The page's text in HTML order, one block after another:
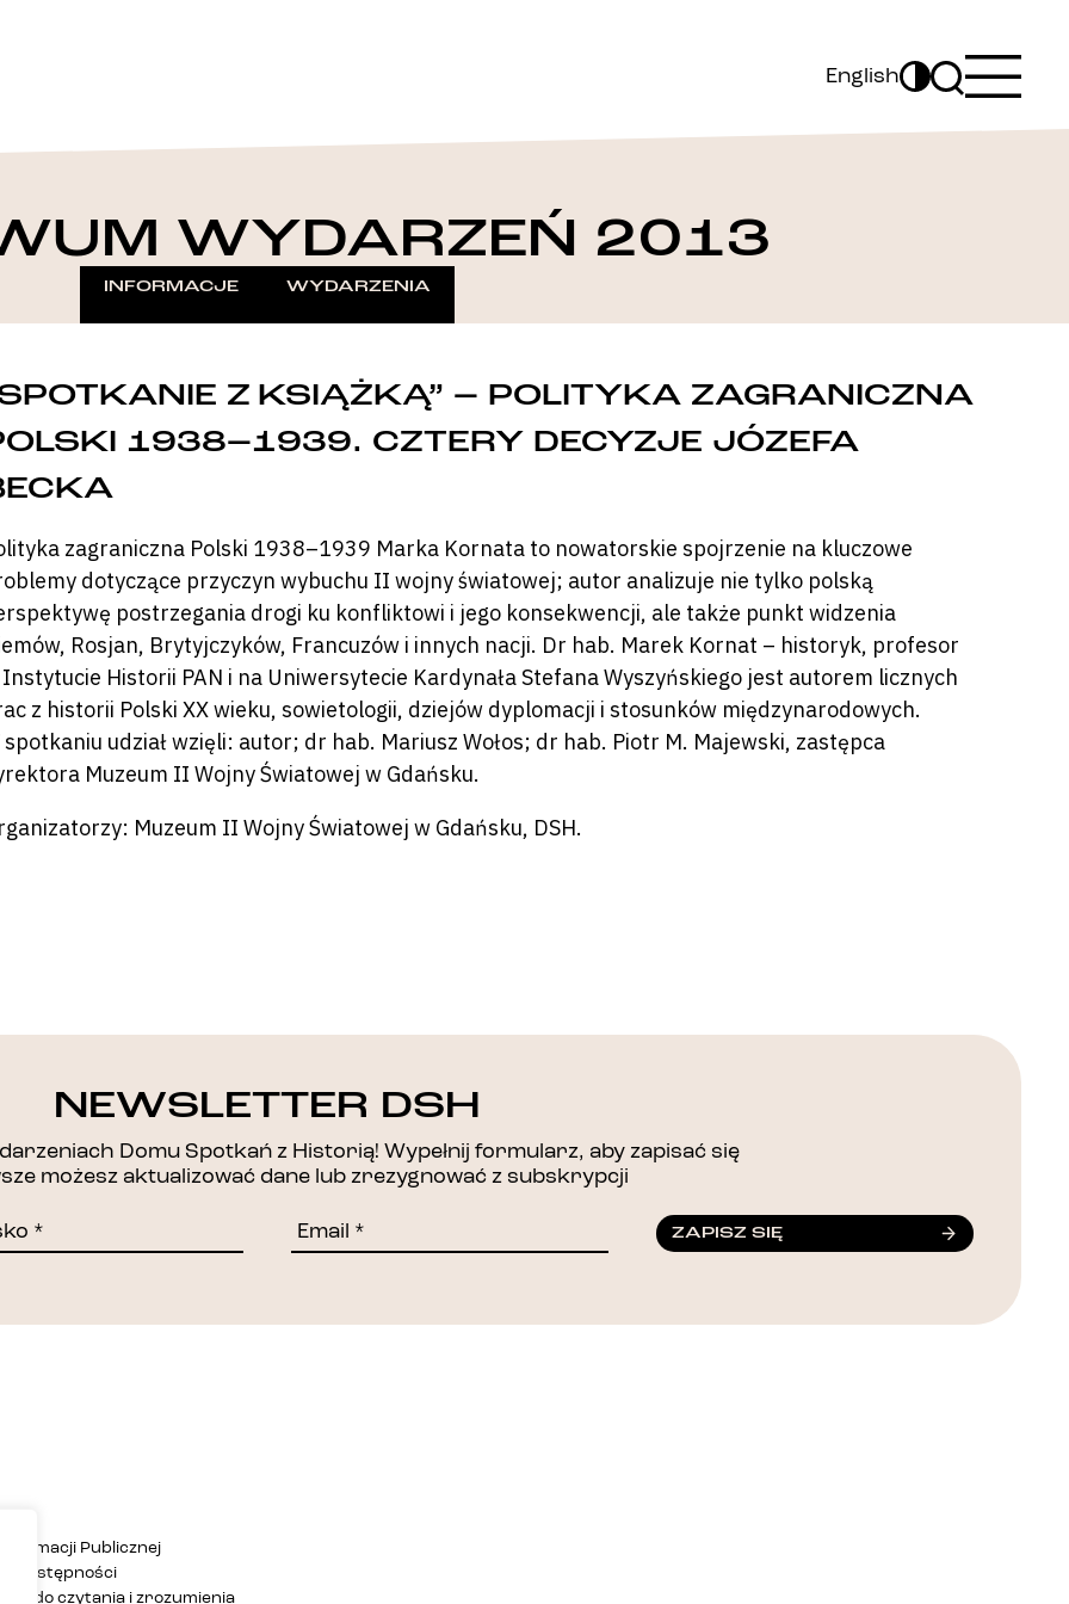
English
WYDARZEŃ 2013
INFORMACJE WYDARZENIA
Z KSIĄŻKĄ” – POLITYKA ZAGRANICZNA
1938–1939. CZTERY DECYZJE JÓZEFA
zagraniczna Polski 1938–1939 Marka Kornata to nowatorskie spojrzenie na kluczowe
dotyczące przyczyn wybuchu II wojny światowej; autor analizuje nie tylko polską
postrzegania drogi ku konfliktowi i jego konsekwencji, ale także punkt widzenia
Rosjan, Brytyjczyków, Francuzów i innych nacji. Dr hab. Marek Kornat – historyk, profesor
Historii PAN i na Uniwersytecie Kardynała Stefana Wyszyńskiego jest autorem licznych
z historii Polski XX wieku, sowietologii, dziejów dyplomacji i stosunków międzynarodowych.
spotkaniu udział wzięli: autor; dr hab. Mariusz Wołos; dr hab. Piotr M. Majewski, zastępca
Muzeum II Wojny Światowej w Gdańsku.
Muzeum II Wojny Światowej w Gdańsku, DSH.
DZIĘKUJEMY!
NEWSLETTER DSH
Domu Spotkań z Historią! Wypełnij formularz, aby zapisać się
możesz aktualizować dane lub zrezygnować z subskrypcji
ZAPISZ SIĘ
Publicznej
dostępności
do czytania i zrozumienia